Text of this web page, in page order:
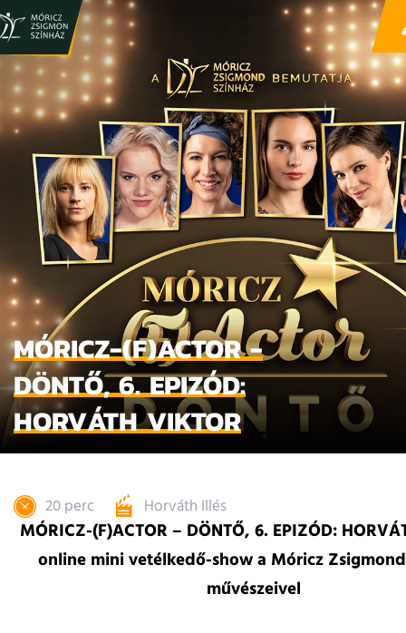
MÓRICZ-(F)ACTOR -
DÖNTŐ, 6. EPIZÓD:
HORVÁTH VIKTOR
20 perc Horváth Illés
MÓRICZ-(F)ACTOR – DÖNTŐ, 6. EPIZÓD:
online mini vetélkedő-show a Móricz
művészeivel